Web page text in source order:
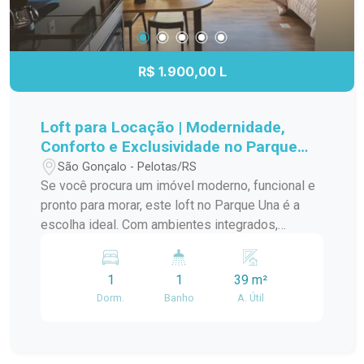
R$ 1.900,00 L
Loft para Locação | Modernidade,
Conforto e Exclusividade no Parque
UnaSão Gonçalo - Pelotas/RS
Se você procura um imóvel moderno, funcional e
pronto para morar, este loft no Parque Una é a
escolha ideal. Com ambientes integrados,
contemporâneo, oferece praticidade, conforto e
um estilo de vida único em um dos bairros mais
valorizados de Pelotas. O imóvel é totalmente
1
Dorm.
1
Banho
39 m²
A. Útil